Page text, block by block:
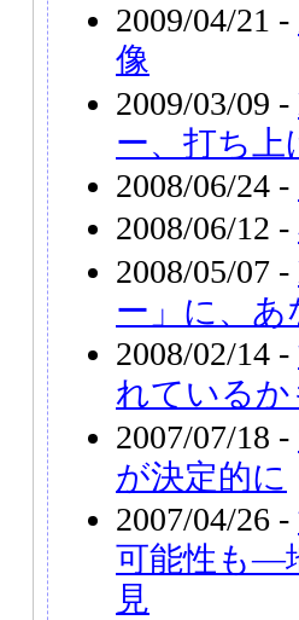
2009/04/21 -
像
2009/03/09 -
ー、打ち上
2008/06/24 -
2008/06/12 -
2008/05/07 -
ー」に、
2008/02/14 -
れている
2007/07/18 -
が決定的に
2007/04/26 -
可能性も―
見